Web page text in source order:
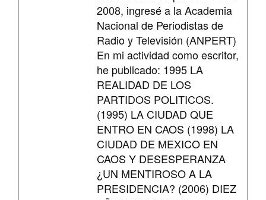
2008, ingresé a la Academia
Nacional de Periodistas de
Radio y Televisión (ANPERT)
En mi actividad como escritor,
he publicado: 1995 LA
REALIDAD DE LOS
PARTIDOS POLITICOS.
(1995) LA CIUDAD QUE
ENTRO EN CAOS (1998) LA
CIUDAD DE MEXICO EN
CAOS Y DESESPERANZA
¿UN MENTIROSO A LA
PRESIDENCIA? (2006) DIEZ